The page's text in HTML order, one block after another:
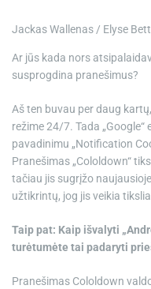
Jackas Wallenas / Elyse
Ar jūs kada nors
susprogdina pranešimus?
Aš ten buvau per daug
režime 24/7. Tada
pavadinimu „Notification
Pranešimas „Cololdown“
tačiau jis sugrįžo
užtikrintų, jog jis veikia
Taip pat: Kaip išvalyti
turėtumėte tai padaryti
Pranešimas Cololdown